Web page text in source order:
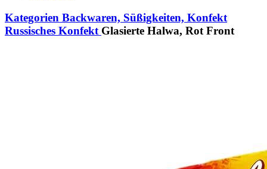
Kategorien Backwaren, Süßigkeiten, Konfekt
Russisches Konfekt Glasierte Halwa, Rot Front